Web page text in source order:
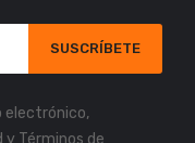
SUSCRÍBETE
electrónico,
y Términos de